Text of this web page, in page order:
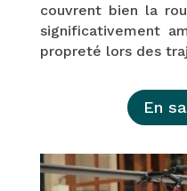
couvrent bien la
significativement
propreté lors des
En